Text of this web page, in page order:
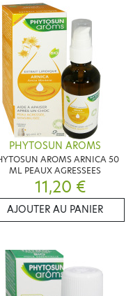
PHYTOSUN AROMS
AROMS ARNICA 50
ML PEAUX AGRESSEES
11,20 €
AJOUTER AU PANIER